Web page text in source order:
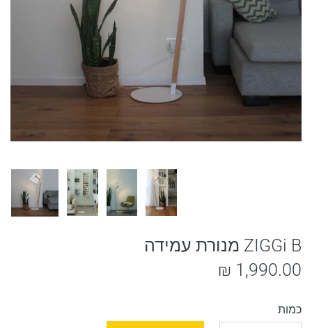
ZIGGi B מנורת עמידה
1,990.00 ₪
כמות